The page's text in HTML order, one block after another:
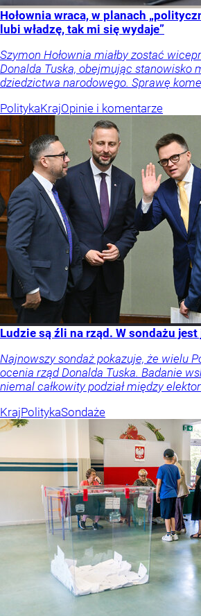
Hołownia wraca, w planach
lubi władzę, tak mi się wydaje”
Szymon Hołownia miałby zostać
Donalda Tuska, obejmując stanowisko
dziedzictwa narodowego. Sprawę
PolitykaKrajOpinie i komentarze
Ludzie są źli na rząd. W sondażu
Najnowszy sondaż pokazuje, że wielu
ocenia rząd Donalda Tuska. Badanie
niemal całkowity podział między
KrajPolitykaSondaże